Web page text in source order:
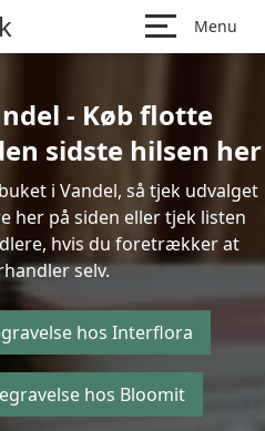
Menu
- Køb flotte
sidste hilsen her
i Vandel, så tjek udvalget
her på siden eller tjek listen
hvis du foretrækker at
selv.
hos Interflora
hos Bloomit